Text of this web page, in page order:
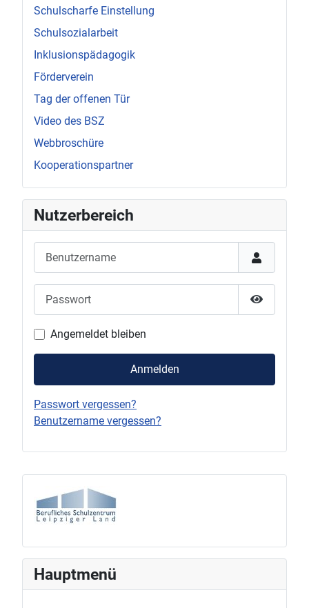
Hauptmenü
Schulscharfe Einstellung
Schulsozialarbeit
Inklusionspädagogik
Förderverein
Tag der offenen Tür
Video des BSZ
Webbroschüre
Kooperationspartner
Nutzerbereich
Passwort
Angemeldet bleiben
Anmelden
Passwort vergessen?
Benutzername vergessen?